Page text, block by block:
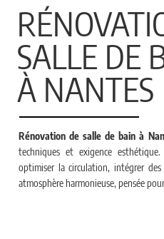
SALLE DE
À NANTES
Rénovation de salle de bain à
techniques et exigence
optimiser la circulation, intégrer
atmosphère harmonieuse, pensée